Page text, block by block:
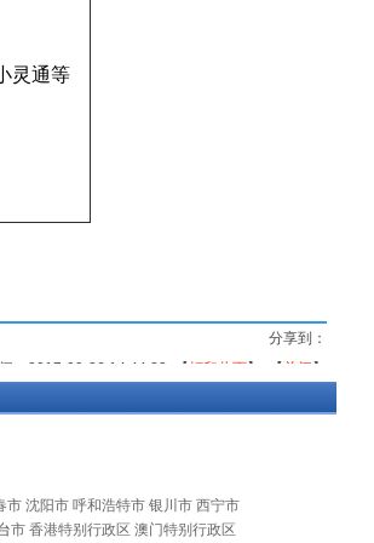
灵通等
分享到：
：2017-09-26 14:44:23 【 打印此页】 【 关闭 】
沈阳市 呼和浩特市 银川市 西宁市
市 香港特别行政区 澳门特别行政区